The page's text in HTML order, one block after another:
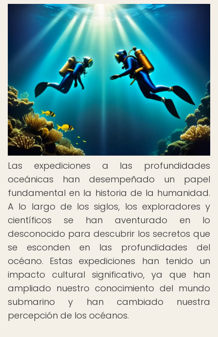
Las expediciones a las profundidades
oceánicas han desempeñado un papel
fundamental en la historia de la humanidad.
A lo largo de los siglos, los exploradores y
científicos se han aventurado en lo
desconocido para descubrir los secretos que
se esconden en las profundidades del
océano. Estas expediciones han tenido un
impacto cultural significativo, ya que han
ampliado nuestro conocimiento del mundo
submarino y han cambiado nuestra
percepción de los océanos.